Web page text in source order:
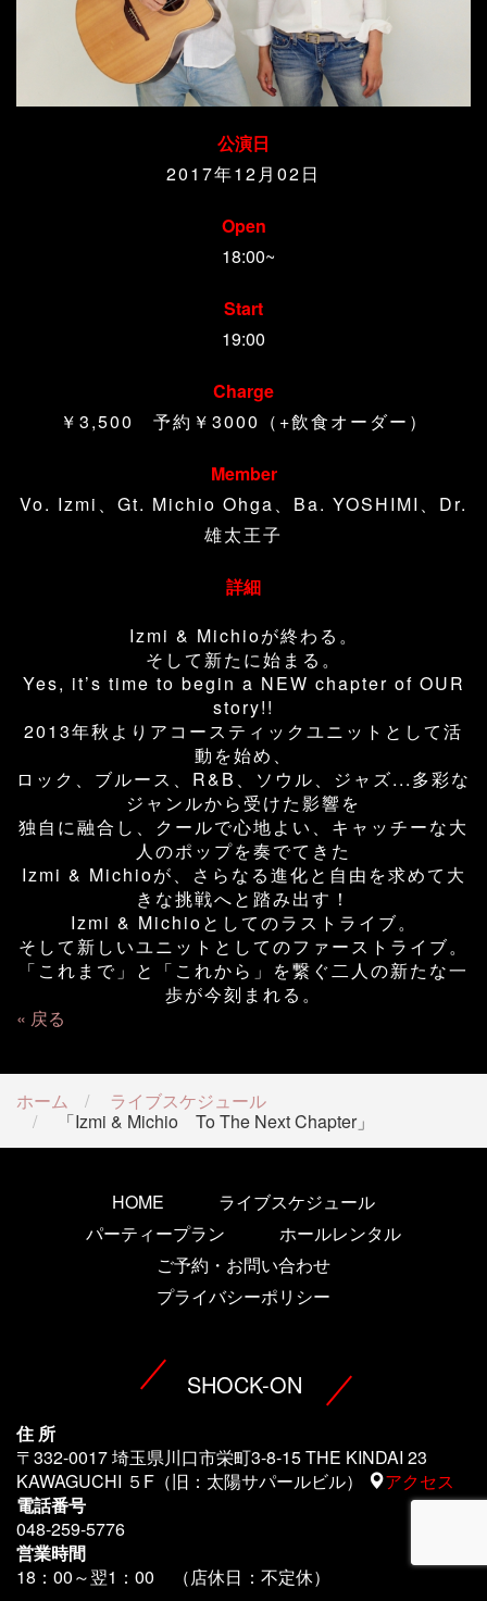
公演日
2017年12月02日
Open
18:00~
Start
19:00
Charge
￥3,500 予約￥3000（+飲食オーダー）
Member
Vo. Izmi、Gt. Michio Ohga、Ba. YOSHIMI、Dr.
雄太王子
詳細
Izmi & Michioが終わる。
そして新たに始まる。
Yes, it’s time to begin a NEW chapter of OUR
story!!
2013年秋よりアコースティックユニットとして活
動を始め、
ロック、ブルース、R&B、ソウル、ジャズ...多彩な
ジャンルから受けた影響を
独自に融合し、クールで心地よい、キャッチーな大
人のポップを奏でてきた
Izmi & Michioが、さらなる進化と自由を求めて大
きな挑戦へと踏み出す！
Izmi & Michioとしてのラストライブ。
そして新しいユニットとしてのファーストライブ。
「これまで」と「これから」を繋ぐ二人の新たな一
歩が今刻まれる。
戻る
ホーム
ライブスケジュール
「Izmi & Michio To The Next Chapter」
HOME
ライブスケジュール
パーティープラン
ホールレンタル
ご予約・お問い合わせ
プライバシーポリシー
SHOCK-ON
住 所
〒332-0017 埼玉県川口市栄町3-8-15 THE KINDAI 23
KAWAGUCHI ５F（旧：太陽サパールビル）
アクセス
電話番号
048-259-5776
営業時間
18：00～翌1 ：00 （店休日：不定休）